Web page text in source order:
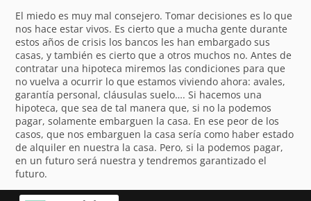
El miedo es muy mal consejero. Tomar decisiones es lo que
nos hace estar vivos. Es cierto que a mucha gente durante
estos años de crisis los bancos les han embargado sus
casas, y también es cierto que a otros muchos no. Antes de
contratar una hipoteca miremos las condiciones para que
no vuelva a ocurrir lo que estamos viviendo ahora: avales,
garantía personal, cláusulas suelo…. Si hacemos una
hipoteca, que sea de tal manera que, si no la podemos
pagar, solamente embarguen la casa. En ese peor de los
casos, que nos embarguen la casa sería como haber estado
de alquiler en nuestra la casa. Pero, si la podemos pagar,
en un futuro será nuestra y tendremos garantizado el
futuro.